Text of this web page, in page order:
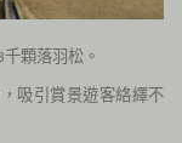
千顆落羽松。
吸引賞景遊客絡繹不